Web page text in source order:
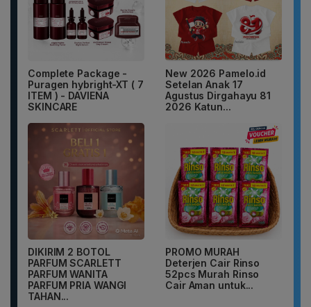
Complete Package -
Puragen hybright-XT ( 7
ITEM ) - DAVIENA
SKINCARE
New 2026 Pamelo.id
Setelan Anak 17
Agustus Dirgahayu 81
2026 Katun...
DIKIRIM 2 BOTOL
PARFUM SCARLETT
PARFUM WANITA
PARFUM PRIA WANGI
TAHAN...
PROMO MURAH
Deterjen Cair Rinso
52pcs Murah Rinso
Cair Aman untuk...